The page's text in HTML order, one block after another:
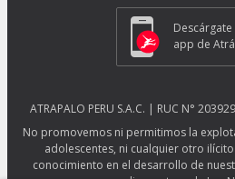
app de
ATRAPALO PERU S.A.C. | RUC N°
No promovemos ni permitimos la
adolescentes, ni cualquier otro
conocimiento en el desarrollo de